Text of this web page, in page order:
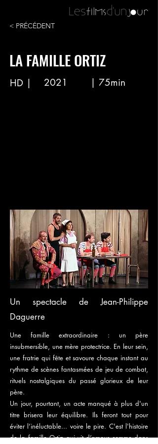
< PRÉCÉDENT
LA FAMILLE ORTIZ
HD | 2021 | 75min
Un spectacle de Jean-Philippe
Daguerre
Une famille extraordinaire : un père
insubmersible, une mère protectrice. En leur sein,
une fratrie qui fête et savoure chaque instant au
rythme de scènes fantasmées de jeu de combat,
rituels nostalgiques du passé glorieux de leur
père.
Un jour, pourtant, un acte manqué à plus d'un
titre brisera leur équilibre. Ils feront tout pour
éviter l’inéluctable... voire le pire. C'est l'histoire
de la famille Ortiz qui vit d’amour comme dans